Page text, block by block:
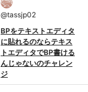
@tassjp02
BPをテキストエディタ
に貼れるのならテキス
トエディタでBP書ける
んじゃないのチャレン
ジ